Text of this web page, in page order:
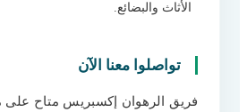
الأثاث والبضائع.
تواصلوا معنا الآن
فريق الرهوان إكسبريس متاح على